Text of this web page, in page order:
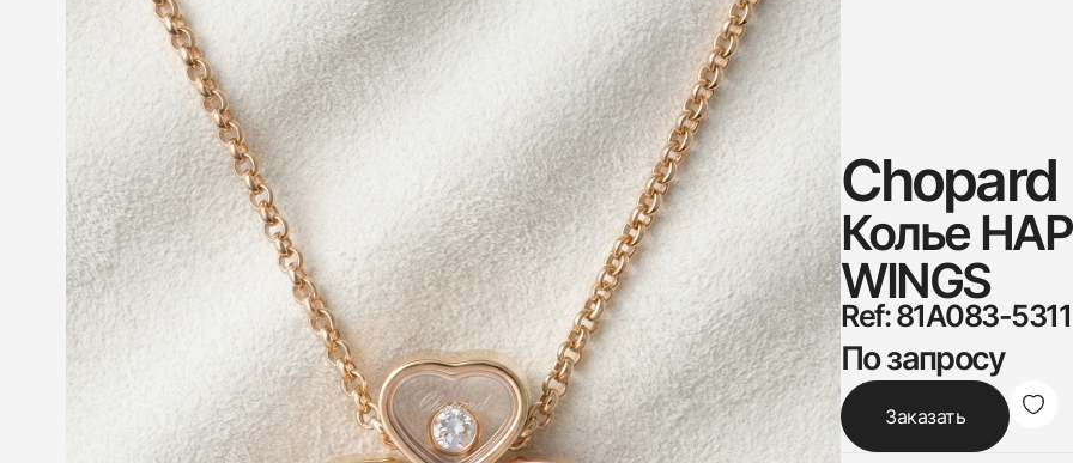
Chopard
Колье
WINGS
Ref: 81A083-5311
По запросу
Заказать